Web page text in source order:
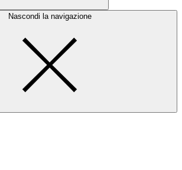
Nascondi la navigazione